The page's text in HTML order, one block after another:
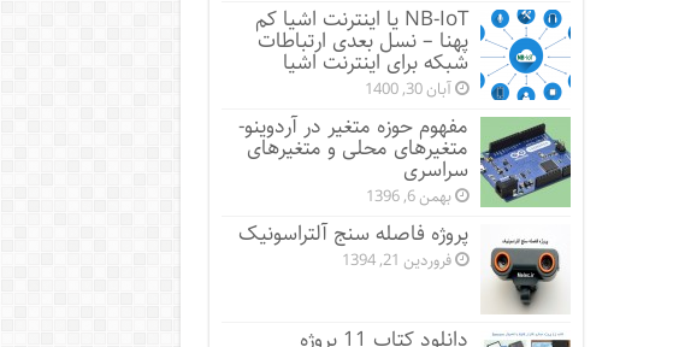
NB-IoT یا اینترنت اشیا کم
پهنا – نسل بعدی ارتباطات
شبکه برای اینترنت اشیا
آبان 30, 1400
مفهوم حوزه متغیر در آردوینو-
متغیرهای محلی و متغیرهای
سراسری
بهمن 6, 1396
پروژه فاصله سنج آلتراسونیک
فروردین 21, 1394
دانلود کتاب 11 پروژه